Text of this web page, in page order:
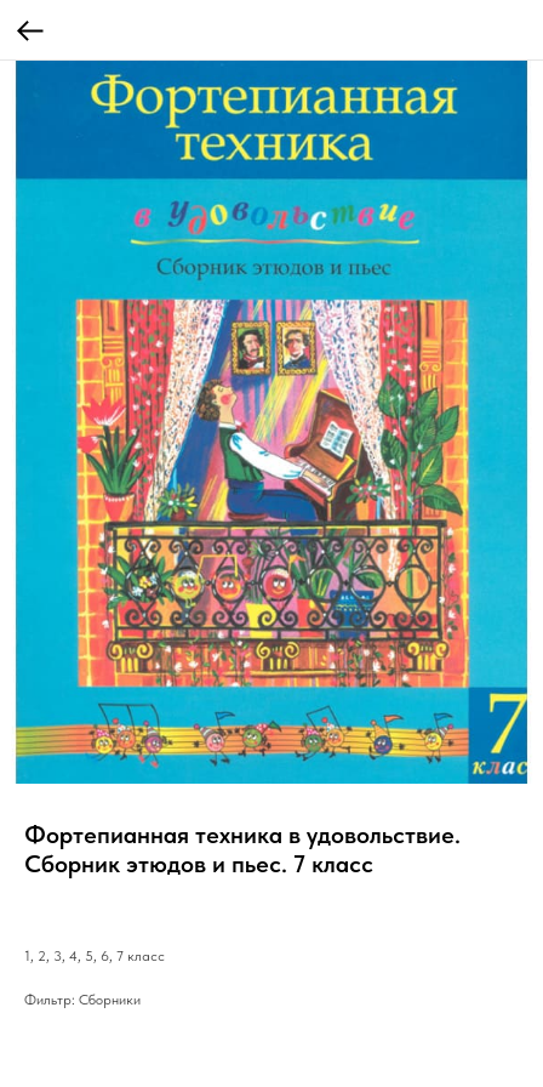
Фортепианная техника в удовольствие.
Сборник этюдов и пьес. 7 класс
1, 2, 3, 4, 5, 6, 7 класс
Фильтр: Сборники